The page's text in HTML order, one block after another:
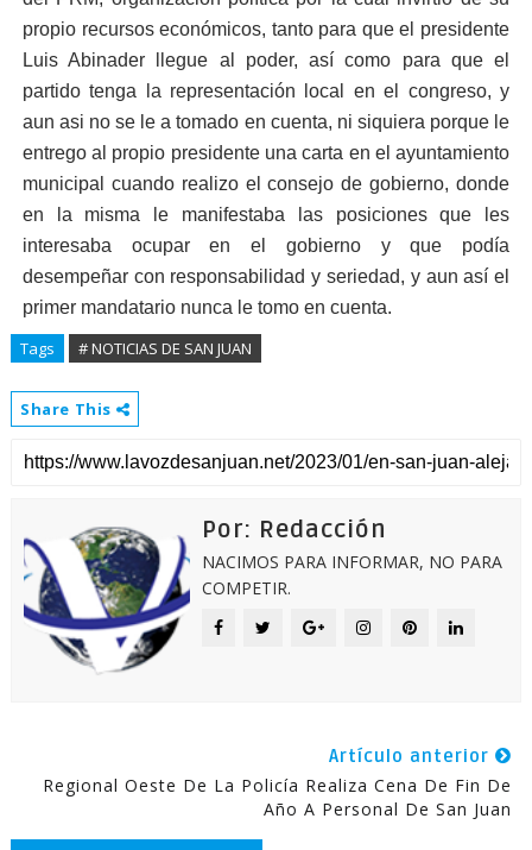
propio recursos económicos, tanto para que el presidente
Luis Abinader llegue al poder, así como para que el
partido tenga la representación local en el congreso, y
aun asi no se le a tomado en cuenta, ni siquiera porque le
entrego al propio presidente una carta en el ayuntamiento
municipal cuando realizo el consejo de gobierno, donde
en la misma le manifestaba las posiciones que les
interesaba ocupar en el gobierno y que podía
desempeñar con responsabilidad y seriedad, y aun así el
primer mandatario nunca le tomo en cuenta.
Tags # NOTICIAS DE SAN JUAN
Share This
Por: Redacción
NACIMOS PARA INFORMAR, NO PARA
COMPETIR.
Artículo anterior
Regional Oeste De La Policía Realiza Cena De Fin De
Año A Personal De San Juan